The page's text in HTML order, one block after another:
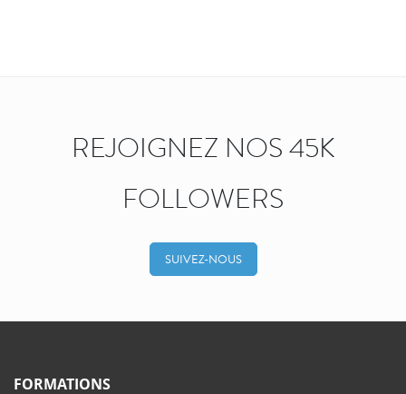
REJOIGNEZ NOS 45K
FOLLOWERS
SUIVEZ-NOUS
FORMATIONS